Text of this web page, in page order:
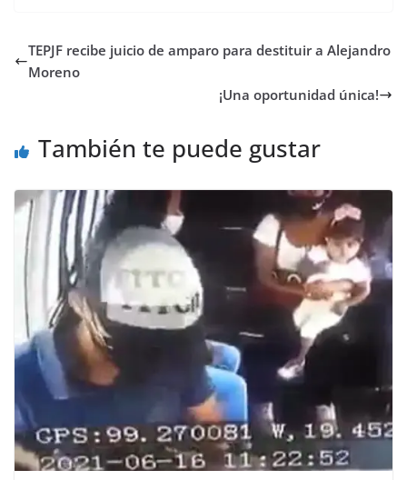
TEPJF recibe juicio de amparo para destituir a Alejandro
Moreno
¡Una oportunidad única!
También te puede gustar